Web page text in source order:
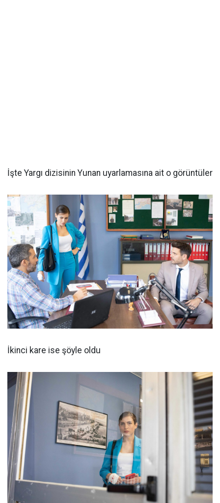
İşte Yargı dizisinin Yunan uyarlamasına ait o görüntüler
İkinci kare ise şöyle oldu